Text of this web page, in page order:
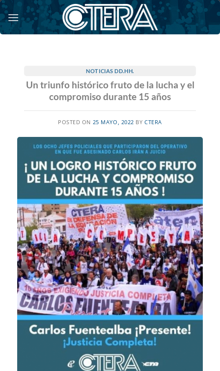
Saltar
al
contenido
NOTICIAS DD.HH.
Un triunfo histórico fruto de la lucha y el
compromiso durante 15 años
POSTED ON 25 MAYO, 2022 BYCTERA